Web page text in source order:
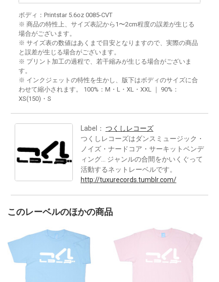
ボディ：Printstar 5.6oz 0085-CVT
※ 商品の特性上、サイズ表記から1〜2cm程度の誤差が生じる
場合がございます。
※ サイズ表の数値はあくまで目安となりますので、実際の商品
と誤差が生じる場合がございます。
※ プリント加工の過程で、若干縮みが生じる場合がございま
す。
※ インクジェットの特性を生かし、版下はボディのサイズに合
わせて縮小されます。 100%：M・L・XL・XXL ｜ 90%：
XS(150)・S
Label： つくしレコーズ
つくしレコーズはダンスミュージック・
ノイズ・ナードコア・サーキットベンデ
ィング… ジャンルの合間をかいくぐって
活動するネットレーベルです。
http://tuxurecords.tumblr.com/
このレーベルのほかの商品